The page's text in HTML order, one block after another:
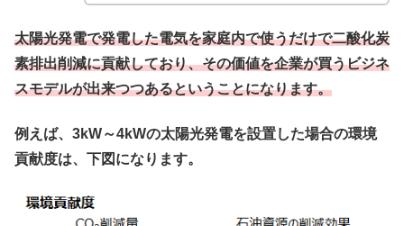
太陽光発電で発電した電気を家庭内で使うだけで二酸化炭
素排出削減に貢献しており、その価値を企業が買うビジネ
スモデルが出来つつあるということになります。
例えば、3kW～4kWの太陽光発電を設置した場合の環境
貢献度は、下図になります。